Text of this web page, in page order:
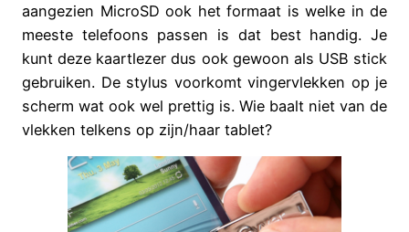
aangezien MicroSD ook het formaat is welke in de
meeste telefoons passen is dat best handig. Je
kunt deze kaartlezer dus ook gewoon als USB stick
gebruiken. De stylus voorkomt vingervlekken op je
scherm wat ook wel prettig is. Wie baalt niet van de
vlekken telkens op zijn/haar tablet?